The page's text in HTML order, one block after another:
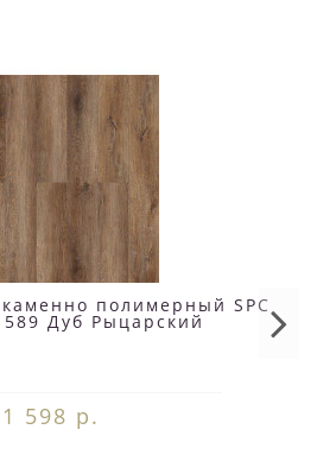
полимерный SPC
Дуб Рыцарский
1 598 р.